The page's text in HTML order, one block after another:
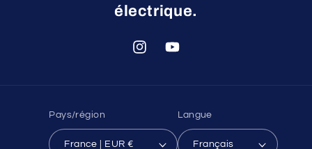
électrique.
InstagramYouTube
Pays/région
France | EUR €
Langue
Français